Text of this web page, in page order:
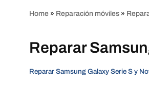
Home » Reparación móviles »
Reparar
Reparar Samsung Galaxy Serie S y